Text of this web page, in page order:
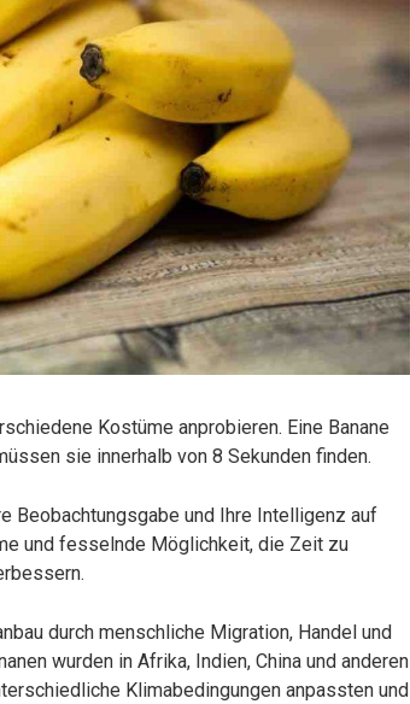
Kostüme anprobieren. Eine Banane
sie innerhalb von 8 Sekunden finden.
Beobachtungsgabe und Ihre Intelligenz auf
und fesselnde Möglichkeit, die Zeit zu
durch menschliche Migration, Handel und
wurden in Afrika, Indien, China und anderen
Klimabedingungen anpassten und